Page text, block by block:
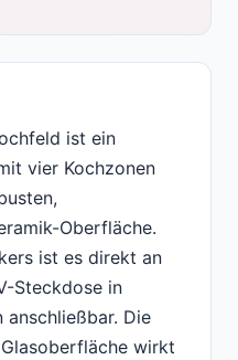
ist ein
vier Kochzonen
Oberfläche.
ist es direkt an
Steckdose in
anschließbar. Die
wirkt